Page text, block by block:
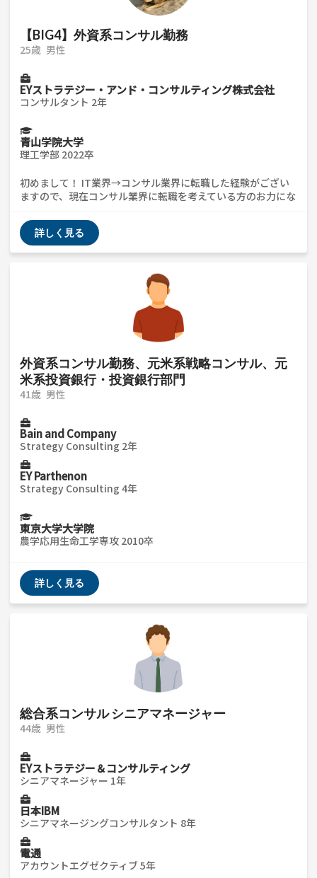
【BIG4】外資系コンサル勤務
25歳 男性
EYストラテジー・アンド・コンサルティング株式会社
コンサルタント 2年
青山学院大学
理工学部 2022卒
初めまして！ IT業界→コンサル業界に転職した経験がござい
ますので、現在コンサル業界に転職を考えている方のお力にな
業に入社して1年間SEとして勤務。より上流から関わりたいと
思い、big4に転職を決意。現在は、公共系の案件に参画中。 ◽️
サポート可能な項目 コンサル業界に関する質問 ・外資系、日
び志望動機等の添削 ・ケース面接対策 ・キャリアプラン ・
etc ざっくばらんに何でも聞いて頂ければと思います！
詳しく見る
外資系コンサル勤務、元米系戦略コンサル、元
米系投資銀行・投資銀行部門
41歳 男性
Bain and Company
Strategy Consulting 2年
EY Parthenon
Strategy Consulting 4年
東京大学大学院
農学応用生命工学専攻 2010卒
詳しく見る
総合系コンサル シニアマネージャー
44歳 男性
EYストラテジー＆コンサルティング
シニアマネージャー 1年
日本IBM
シニアマネージングコンサルタント 8年
電通
アカウントエグゼクティブ 5年